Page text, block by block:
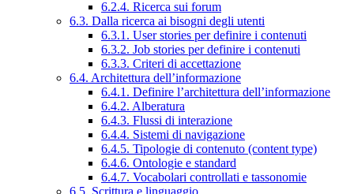
6.2.4. Ricerca sui forum
6.3. Dalla ricerca ai bisogni degli utenti
6.3.1. User stories per definire i contenuti
6.3.2. Job stories per definire i contenuti
6.3.3. Criteri di accettazione
6.4. Architettura dell’informazione
6.4.1. Definire l’architettura dell’informazione
6.4.2. Alberatura
6.4.3. Flussi di interazione
6.4.4. Sistemi di navigazione
6.4.5. Tipologie di contenuto (content type)
6.4.6. Ontologie e standard
6.4.7. Vocabolari controllati e tassonomie
6.5. Scrittura e linguaggio